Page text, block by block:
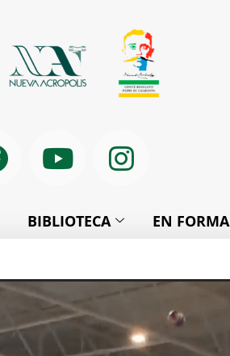
BIBLIOTECA EN FORMA